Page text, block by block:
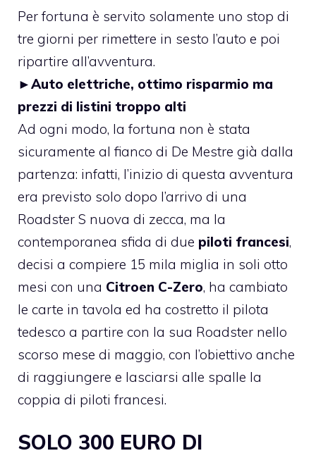
Per fortuna è servito solamente uno stop di
tre giorni per rimettere in sesto l’auto e poi
ripartire all’avventura.
►Auto elettriche, ottimo risparmio ma
prezzi di listini troppo alti
Ad ogni modo, la fortuna non è stata
sicuramente al fianco di De Mestre già dalla
partenza: infatti, l’inizio di questa avventura
era previsto solo dopo l’arrivo di una
Roadster S nuova di zecca, ma la
contemporanea sfida di due piloti francesi,
decisi a compiere 15 mila miglia in soli otto
mesi con una Citroen C-Zero, ha cambiato
le carte in tavola ed ha costretto il pilota
tedesco a partire con la sua Roadster nello
scorso mese di maggio, con l’obiettivo anche
di raggiungere e lasciarsi alle spalle la
coppia di piloti francesi.
SOLO 300 EURO DI